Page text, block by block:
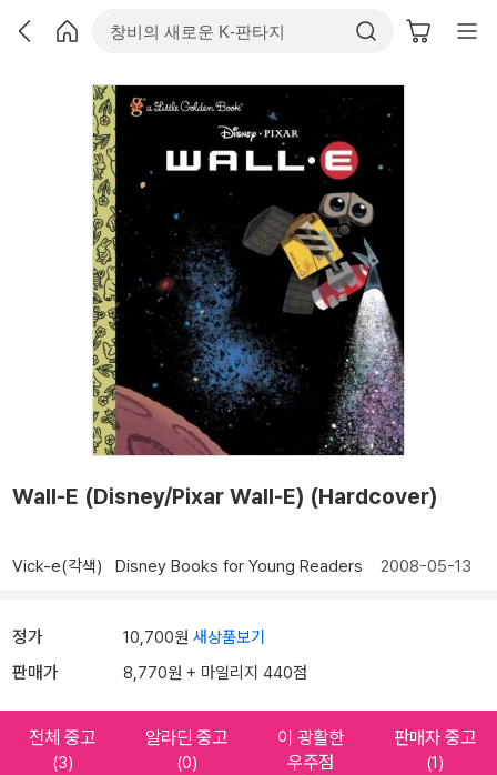
Wall-E (Disney/Pixar Wall-E) (Hardcover)
Vick-e(각색) Disney Books for Young Readers 2008-05-13
정가 10,700원 새상품보기
판매가 8,770원 + 마일리지 440점
전체 중고
(3)
알라딘 중고
(0)
이 광활한
우주점
판매자 중고
(1)